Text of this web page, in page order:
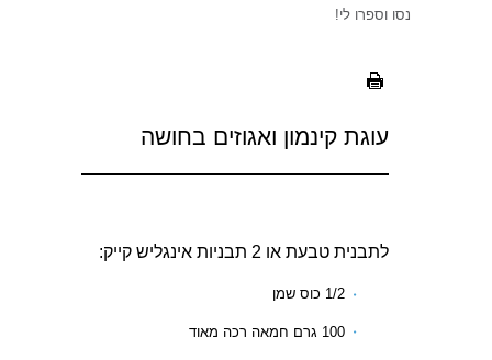
נסו וספרו לי!
עוגת קינמון ואגוזים בחושה
לתבנית טבעת או 2 תבניות אינגליש קייק:
1/2 כוס שמן
100 גרם חמאה רכה מאוד